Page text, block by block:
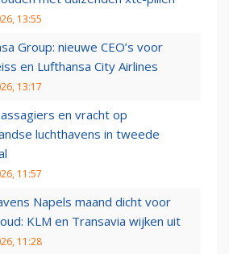
13:55
Group: nieuwe CEO’s voor
en Lufthansa City Airlines
13:17
en vracht op
luchthavens in tweede
11:57
Napels maand dicht voor
KLM en Transavia wijken uit
11:28